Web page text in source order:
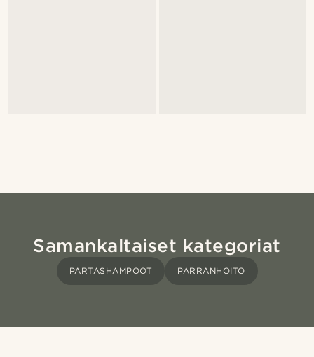
Samankaltaiset kategoriat
PARTASHAMPOOT PARRANHOITO